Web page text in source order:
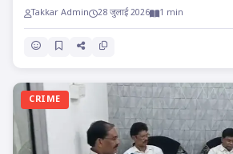
Takkar Admin 28 जुलाई 2026 1 min
CRIME